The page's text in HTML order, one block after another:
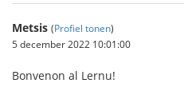
Metsis (Profiel tonen)
5 december 2022 10:01:00
Bonvenon al Lernu!